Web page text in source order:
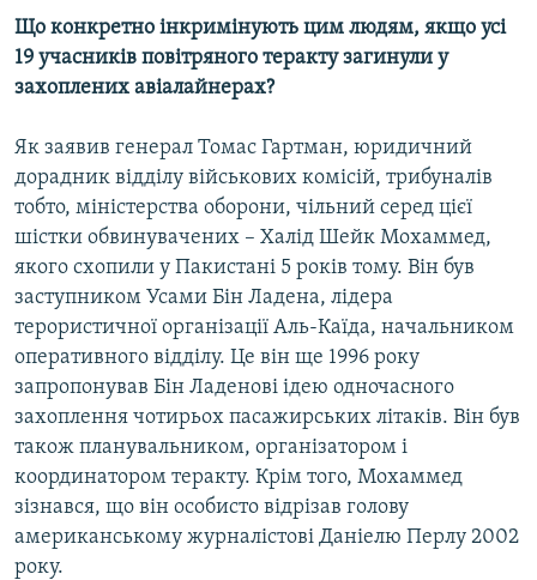
Усі сайти RFE/RL
Що конкретно інкримінують цим людям, якщо усі
19 учасників повітряного теракту загинули у
захоплених авіалайнерах?
Як заявив генерал Томас Гартман, юридичний
дорадник відділу військових комісій, трибуналів
тобто, міністерства оборони, чільний серед цієї
шістки обвинувачених – Халід Шейк Мохаммед,
якого схопили у Пакистані 5 років тому. Він був
заступником Усами Бін Ладена, лідера
терористичної організації Аль-Каїда, начальником
оперативного відділу. Це він ще 1996 року
запропонував Бін Ладенові ідею одночасного
захоплення чотирьох пасажирських літаків. Він був
також планувальником, організатором і
координатором теракту. Крім того, Мохаммед
зізнався, що він особисто відрізав голову
американському журналістові Даніелю Перлу 2002
року.